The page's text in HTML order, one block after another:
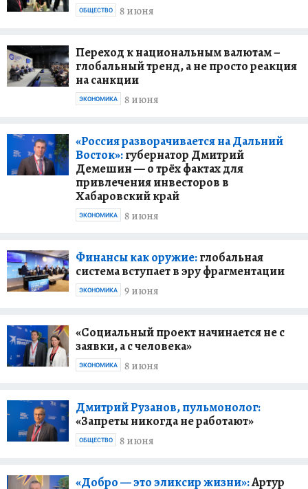
8 июня
ОБЩЕСТВО
Переход к национальным валютам –
глобальный тренд, а не просто реакция
на санкции
8 июня
ЭКОНОМИКА
«Россия разворачивается на Дальний
Восток»:губернатор Дмитрий
Демешин — о трёх фактах для
привлечения инвесторов в
Хабаровский край
8 июня
ЭКОНОМИКА
Финансы как оружие:глобальная
система вступает в эру фрагментации
9 июня
ЭКОНОМИКА
«Социальный проект начинается не с
заявки, а с человека»
8 июня
ЭКОНОМИКА
Дмитрий Рузанов, пульмонолог:
«Запреты никогда не работают»
8 июня
ОБЩЕСТВО
«Добро — это эликсир жизни»:Артур